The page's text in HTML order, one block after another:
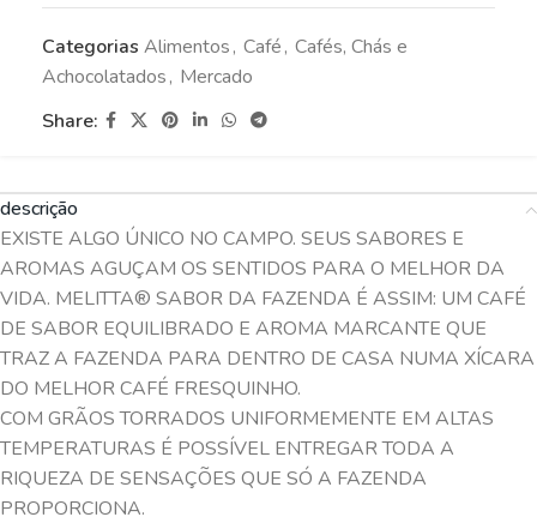
Categorias Alimentos, Café, Cafés, Chás e
Achocolatados, Mercado
Share:
descrição
EXISTE ALGO ÚNICO NO CAMPO. SEUS SABORES E
AROMAS AGUÇAM OS SENTIDOS PARA O MELHOR DA
VIDA. MELITTA® SABOR DA FAZENDA É ASSIM: UM CAFÉ
DE SABOR EQUILIBRADO E AROMA MARCANTE QUE
TRAZ A FAZENDA PARA DENTRO DE CASA NUMA XÍCARA
DO MELHOR CAFÉ FRESQUINHO.
COM GRÃOS TORRADOS UNIFORMEMENTE EM ALTAS
TEMPERATURAS É POSSÍVEL ENTREGAR TODA A
RIQUEZA DE SENSAÇÕES QUE SÓ A FAZENDA
PROPORCIONA.